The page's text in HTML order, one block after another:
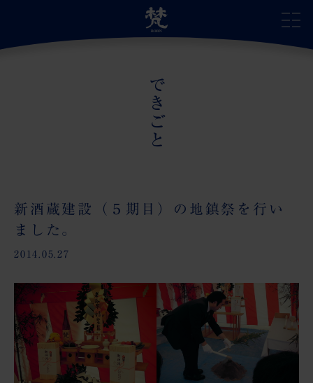
サイトトップ
自慢の日本酒
最近のできごと
お問い合わせ
できごと
新酒蔵建設（５期目）の地鎮祭を行い
ました。
2014.05.27